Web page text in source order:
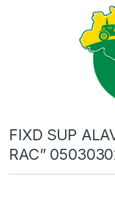
FIXD SUP
RAC”